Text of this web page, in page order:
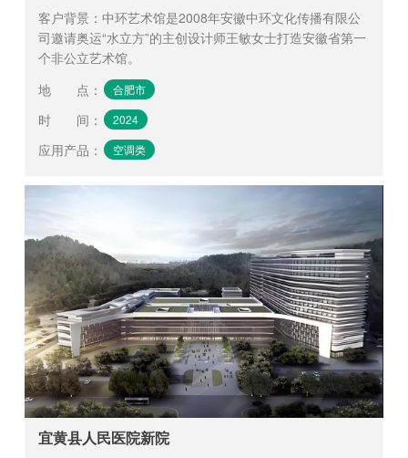
客户背景：中环艺术馆是2008年安徽中环文化传播有限公
司邀请奥运“水立方”的主创设计师王敏女士打造安徽省第一
个非公立艺术馆。
地 点 ： 合肥市
时 间 ： 2024
应用产品 ： 空调类
宜黄县人民医院新院